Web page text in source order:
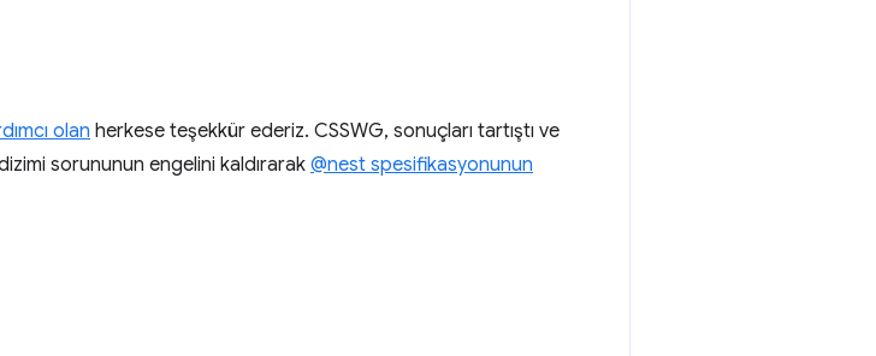
olan herkese teşekkür ederiz. CSSWG, sonuçları tartıştı ve
sorununun engelini kaldırarak @nest spesifikasyonunun